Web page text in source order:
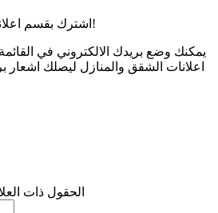
اشترك بقسم اعلانات الشقق والمنازل مجاناً!
يمكنك وضع بريدك الالكتروني في
اعلانات الشقق والمنازل ليصلك
الحقول ذات